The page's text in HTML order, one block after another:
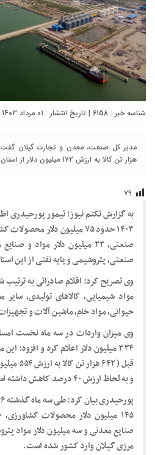
شناسه خبر : 6158 | تاریخ انتشار : 01 مرداد 1403 - 5:06 | ارسال توسط :
هزار تن کالا به ارزش 172 میلیون دلار از استان گیلان صادر شد.
۷۹
به گزارش تکتم نیوز؛ تیمور پورحیدری
صنعتی، پتروشیمی و پایه نفتی از این
وی تصریح کرد: اقلام صادراتی به
مواد شیمیایی، کالاهای تولیدی،
حیوانی، مواد خام، ماشین آلات و
۳۳۴ میلیون دلار اعلام کرد و
قبل (
و به لحاظ ارزش ۴۰ درصد کاهش داشته است.
صنایع معدنی و سه میلیون دلار مواد
مرزی گیلان وارد کشور شده است.